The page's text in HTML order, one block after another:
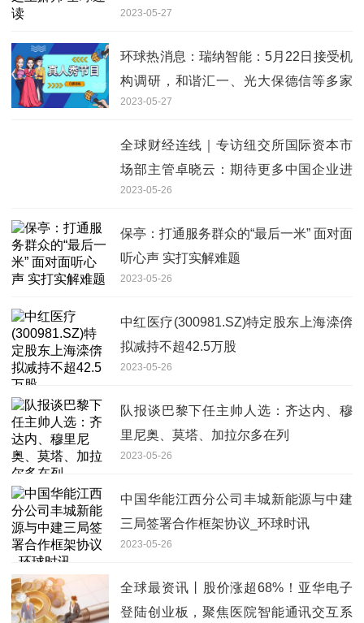
2023-05-27
环球热消息：瑞纳智能：5月22日接受机
构调研，和谐汇一、光大保德信等多家
机构参与
2023-05-27
全球财经连线｜专访纽交所国际资本市
场部主管卓晓云：期待更多中国企业进
入美国市场
2023-05-26
保亭：打通服务群众的“最后一米” 面对面
听心声 实打实解难题
2023-05-26
中红医疗(300981.SZ)特定股东上海滦倴
拟减持不超42.5万股
2023-05-26
队报谈巴黎下任主帅人选：齐达内、穆
里尼奥、莫塔、加拉尔多在列
2023-05-26
中国华能江西分公司丰城新能源与中建
三局签署合作框架协议_环球时讯
2023-05-26
全球最资讯丨股价涨超68%！亚华电子
登陆创业板，聚焦医院智能通讯交互系